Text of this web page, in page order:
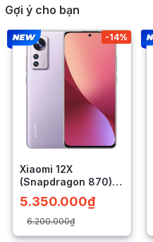
Gợi ý cho bạn
-14%
Xiaomi 12X
(Snapdragon 870)
LIKENEW
6.200.000₫
5.350.000₫